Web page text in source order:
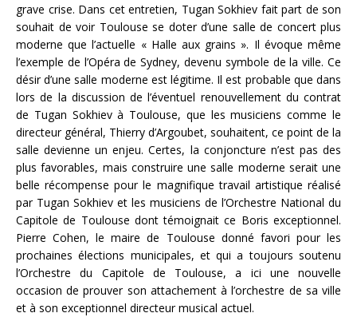
grave crise. Dans cet entretien, Tugan Sokhiev fait part de son
souhait de voir Toulouse se doter d’une salle de concert plus
moderne que l’actuelle « Halle aux grains ». Il évoque même
l’exemple de l’Opéra de Sydney, devenu symbole de la ville. Ce
désir d’une salle moderne est légitime. Il est probable que dans
lors de la discussion de l’éventuel renouvellement du contrat
de Tugan Sokhiev à Toulouse, que les musiciens comme le
directeur général, Thierry d’Argoubet, souhaitent, ce point de la
salle devienne un enjeu. Certes, la conjoncture n’est pas des
plus favorables, mais construire une salle moderne serait une
belle récompense pour le magnifique travail artistique réalisé
par Tugan Sokhiev et les musiciens de l’Orchestre National du
Capitole de Toulouse dont témoignait ce Boris exceptionnel.
Pierre Cohen, le maire de Toulouse donné favori pour les
prochaines élections municipales, et qui a toujours soutenu
l’Orchestre du Capitole de Toulouse, a ici une nouvelle
occasion de prouver son attachement à l’orchestre de sa ville
et à son exceptionnel directeur musical actuel.